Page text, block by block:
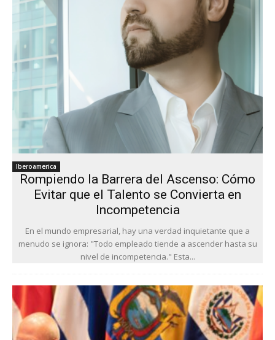
Iberoamerica
Rompiendo la Barrera del Ascenso: Cómo
Evitar que el Talento se Convierta en
Incompetencia
En el mundo empresarial, hay una verdad inquietante que a
menudo se ignora: "Todo empleado tiende a ascender hasta su
nivel de incompetencia." Esta...